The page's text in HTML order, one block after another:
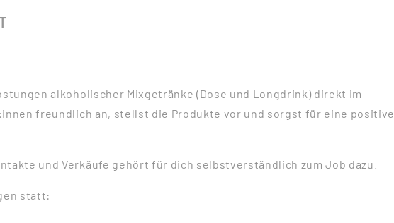
alkoholischer Mixgetränke (Dose und Longdrink) direkt im
freundlich an, stellst die Produkte vor und sorgst für eine positive
und Verkäufe gehört für dich selbstverständlich zum Job dazu.
statt: